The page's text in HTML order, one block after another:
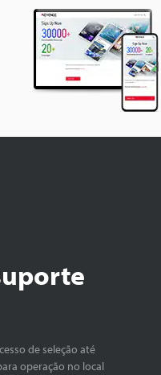
de seleção até
operação no local